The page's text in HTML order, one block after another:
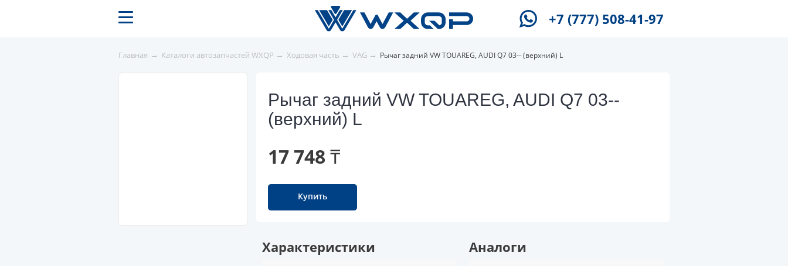
+7 (777) 508-41-97
Главная → Каталоги автозапчастей WXQP → Ходовая часть → VAG → Рычаг задний VW TOUAREG, AUDI Q7 03-- (верхний) L
Рычаг задний VW TOUAREG, AUDI Q7 03--
(верхний) L
17 748 ₸
Купить
Характеристики Аналоги